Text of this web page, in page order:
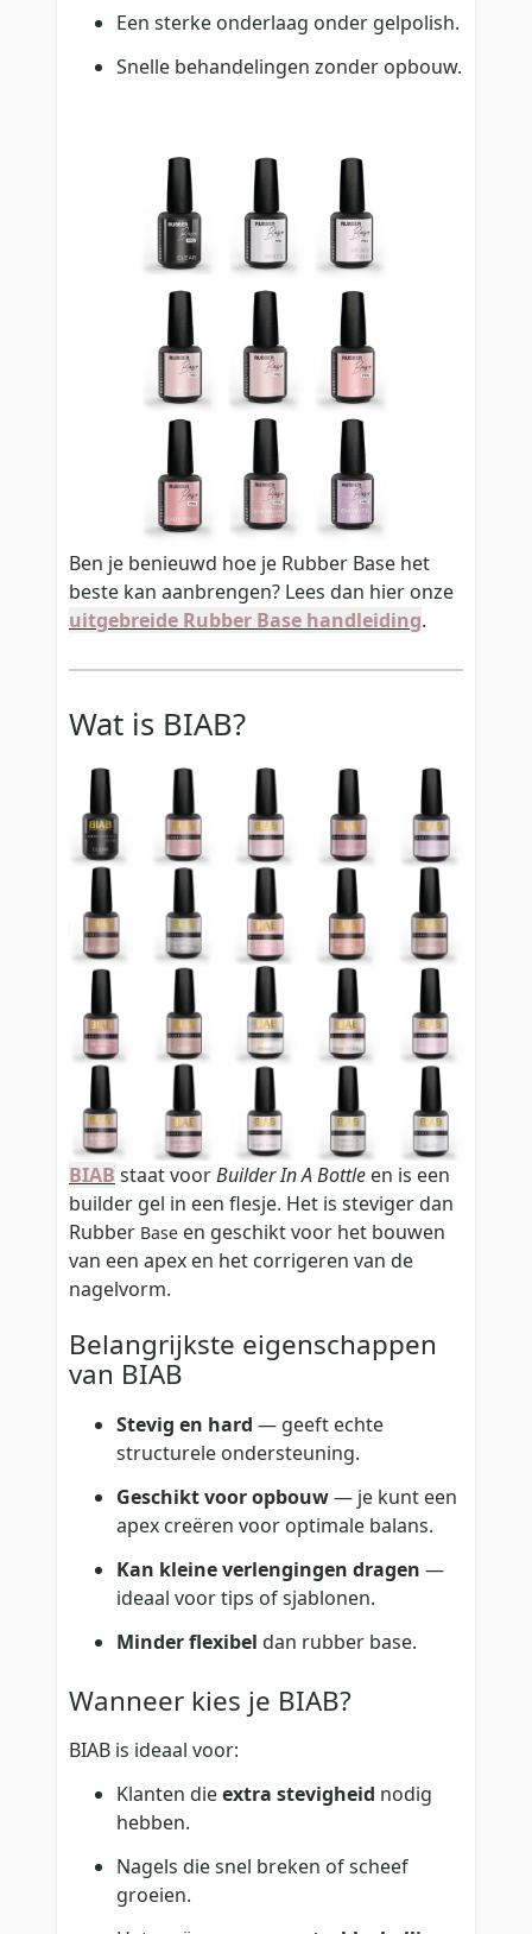
Een sterke onderlaag onder gelpolish.
Snelle behandelingen zonder opbouw.
Ben je benieuwd hoe je Rubber Base het
beste kan aanbrengen? Lees dan hier onze
uitgebreide Rubber Base handleiding.
Wat is BIAB?
BIAB staat voorBuilder In A Bottle en is een
builder gel in een flesje. Het is steviger dan
Rubber Base en geschikt voor het bouwen
van een apex en het corrigeren van de
nagelvorm.
Belangrijkste eigenschappen
van BIAB
Stevig en hard — geeft echte
structurele ondersteuning.
Geschikt voor opbouw— je kunt een
apex creëren voor optimale balans.
Kan kleine verlengingen dragen —
ideaal voor tips of sjablonen.
Minder flexibel dan rubber base.
Wanneer kies je BIAB?
BIAB is ideaal voor:
Klanten dieextra stevigheid nodig
hebben.
Nagels die snel breken of scheef
groeien.